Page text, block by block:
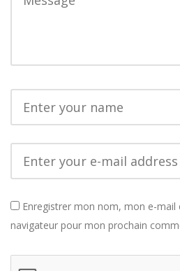
Enregistrer mon nom, mon e-mail
navigateur pour mon prochain